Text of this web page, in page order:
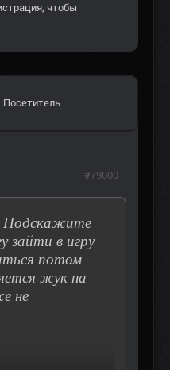
, чтобы
Посетитель
Подскажите
зайти в игру
потом
жук на
не
#79000